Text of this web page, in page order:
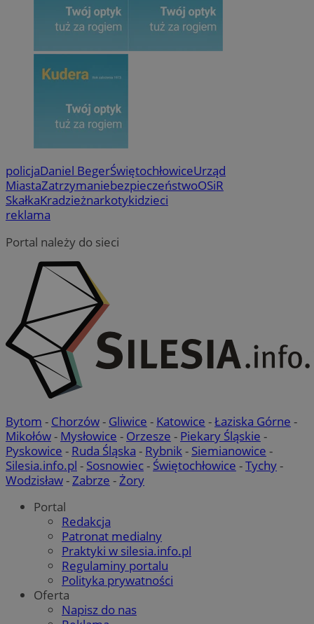
policjaDaniel BegerŚwiętochłowiceUrząd
MiastaZatrzymaniebezpieczeństwoOSiR
SkałkaKradzieżnarkotykidzieci
reklama
Portal należy do sieci
Bytom - Chorzów- Gliwice - Katowice -Łaziska Górne -
Mikołów- Mysłowice - Orzesze - Piekary Śląskie -
Pyskowice - Ruda Śląska - Rybnik- Siemianowice -
Silesia.info.pl - Sosnowiec- Świętochłowice -Tychy-
Wodzisław-Zabrze -Żory
Portal
Redakcja
Patronat medialny
Praktyki w silesia.info.pl
Regulaminy portalu
Polityka prywatności
Oferta
Napisz do nas